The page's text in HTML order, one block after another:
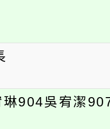
師甄選結果(
學年度第
師甄選結果(
化大學推廣
溝通分析基
生輔導中心
輔導、社會
904吳宥潔